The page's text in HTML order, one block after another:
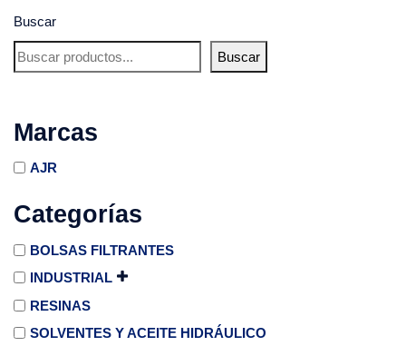
Buscar
Buscar
Marcas
AJR
Categorías
BOLSAS FILTRANTES
INDUSTRIAL
RESINAS
SOLVENTES Y ACEITE HIDRÁULICO